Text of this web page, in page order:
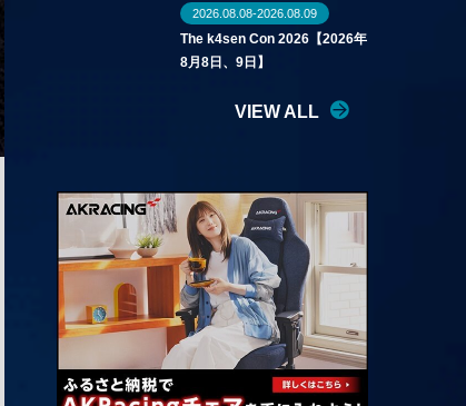
2026.08.08-2026.08.09
The k4sen Con 2026【2026年
8月8日、9日】
VIEW ALL